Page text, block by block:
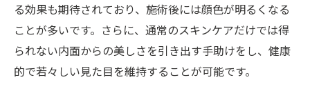
個々の肌質に合わせたリフトアップ施術の
重要性
美容鍼で肌の質感を改善丸亀市の鍼灸院が導く
若返りの秘密
る効果も期待されており、施術後には顔色が明るくなる
ことが多いです。さらに、通常のスキンケアだけでは得
られない内面からの美しさを引き出す手助けをし、健康
的で若々しい見た目を維持することが可能です。